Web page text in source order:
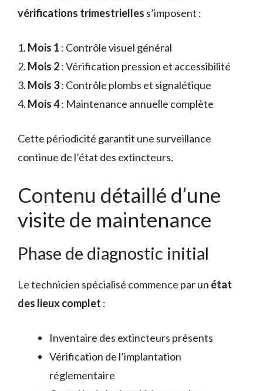
vérifications trimestrielles s’imposent :
1. Mois 1 : Contrôle visuel général
2. Mois 2: Vérification pression et accessibilité
3. Mois 3: Contrôle plombs et signalétique
4. Mois 4: Maintenance annuelle complète
Cette périodicité garantit une surveillance
continue de l’état des extincteurs.
Contenu détaillé d’une
visite de maintenance
Phase de diagnostic initial
Le technicien spécialisé commence par un état
des lieux complet :
Inventaire des extincteurs présents
Vérification de l’implantation
réglementaire